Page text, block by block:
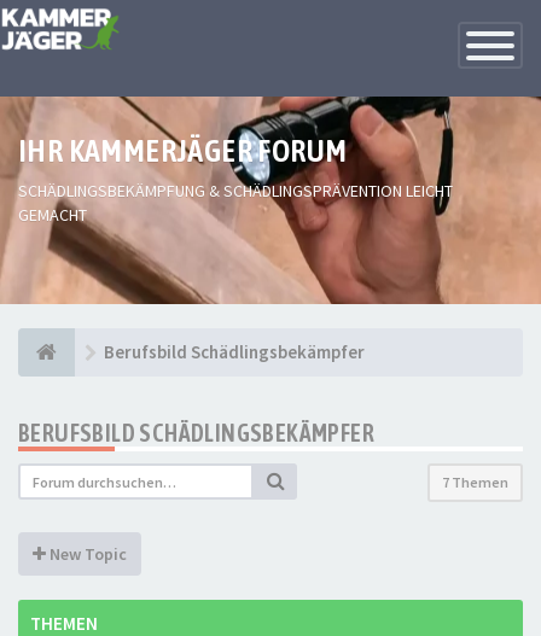
Toggle
IHR KAMMERJÄGER FORUM
SCHÄDLINGSBEKÄMPFUNG & SCHÄDLINGSPRÄVENTION LEICHT
GEMACHT
Berufsbild Schädlingsbekämpfer
BERUFSBILD SCHÄDLINGSBEKÄMPFER
7 Themen
New Topic
THEMEN